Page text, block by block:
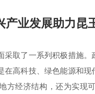
产业发展助力昆
采取了一系列积极措施
在高科技、绿色能源和
方经济结构，还为实现